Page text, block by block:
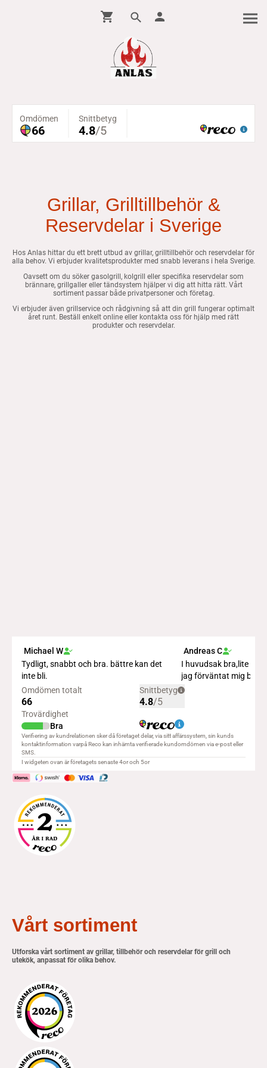
Grillar, Grilltillbehör &
Reservdelar i Sverige
Hos Anlas hittar du ett brett utbud av grillar, grilltillbehör och reservdelar för
alla behov. Vi erbjuder kvalitetsprodukter med snabb leverans i hela Sverige.
Oavsett om du söker gasolgrill, kolgrill eller specifika reservdelar som
brännare, grillgaller eller tändsystem hjälper vi dig att hitta rätt. Vårt
sortiment passar både privatpersoner och företag.
Vi erbjuder även grillservice och rådgivning så att din grill fungerar optimalt
året runt. Beställ enkelt online eller kontakta oss för hjälp med rätt
produkter och reservdelar.
Vårt sortiment
Utforska vårt sortiment av grillar, tillbehör och reservdelar för grill och
utekök, anpassat för olika behov.